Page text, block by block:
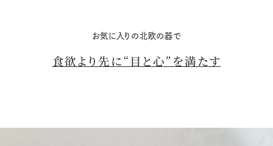
お気に入りの北欧の器で
食欲より先に“目と心”を満たす